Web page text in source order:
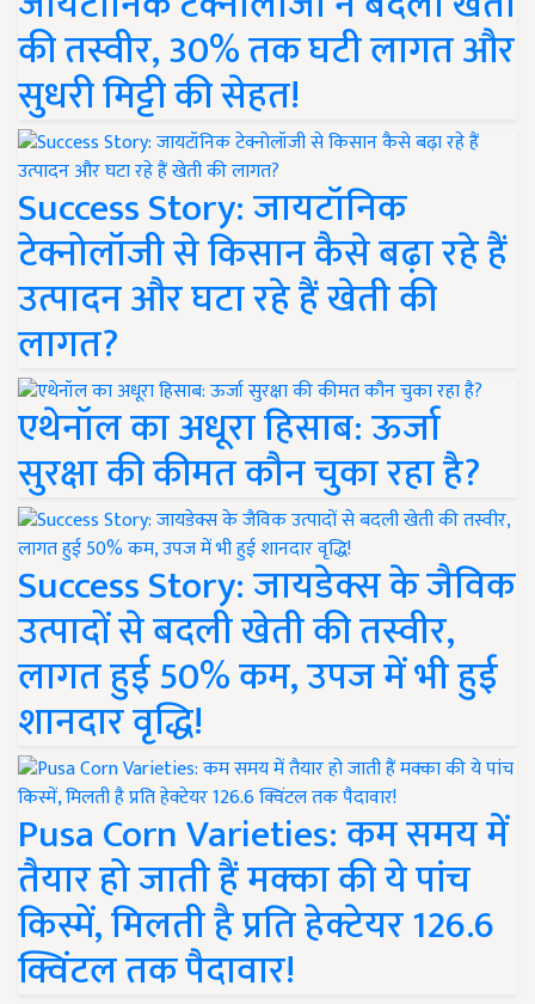
की तस्वीर, 30% तक घटी लागत और
सुधरी मिट्टी की सेहत!
Success Story: जायटॉनिक
टेक्नोलॉजी से किसान कैसे बढ़ा रहे हैं
उत्पादन और घटा रहे हैं खेती की
लागत?
एथेनॉल का अधूरा हिसाब: ऊर्जा
सुरक्षा की कीमत कौन चुका रहा है?
Success Story: जायडेक्स के जैविक
उत्पादों से बदली खेती की तस्वीर,
लागत हुई 50% कम, उपज में भी हुई
शानदार वृद्धि!
Pusa Corn Varieties: कम समय में
तैयार हो जाती हैं मक्का की ये पांच
किस्में, मिलती है प्रति हेक्टेयर 126.6
क्विंटल तक पैदावार!